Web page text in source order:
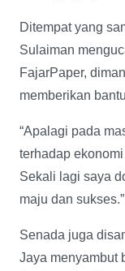
Ditempat yang
Sulaiman
FajarPaper,
memberikan
“Apalagi pada
terhadap
Sekali lagi saya
maju dan
Senada juga
Jaya menyambut